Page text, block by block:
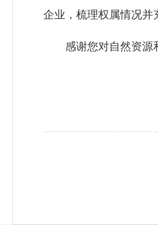
企业，梳理权属情况并
感谢您对自然资源